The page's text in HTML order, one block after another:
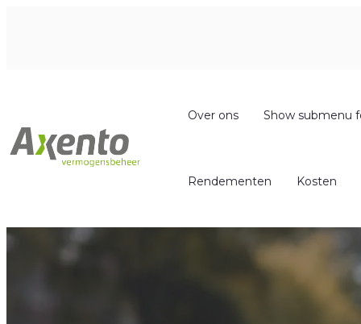
Over ons Show submenu
Rendementen Kosten